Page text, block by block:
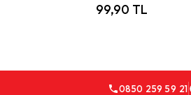
99,90 TL
0850 259 59 21